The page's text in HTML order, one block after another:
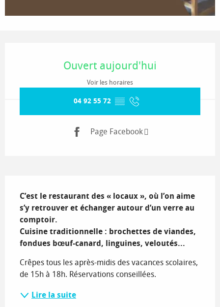
Ouvert aujourd'hui
Voir les horaires
04 92 55 72 ▒▒
Page Facebook
C’est le restaurant des « locaux », où l’on aime
s’y retrouver et échanger autour d’un verre au
comptoir.
Cuisine traditionnelle : brochettes de viandes,
fondues bœuf-canard, linguines, veloutés...
Crêpes tous les après-midis des vacances scolaires,
de 15h à 18h. Réservations conseillées.
Lire la suite